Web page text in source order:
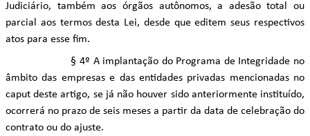
Judiciário, também aos órgãos autônomos, a adesão total ou
parcial aos termos desta Lei, desde que editem seus respectivos
atos para esse fim.
§ 4º A implantação do Programa de Integridade no
âmbito das empresas e das entidades privadas mencionadas no
caput deste artigo, se já não houver sido anteriormente instituído,
ocorrerá no prazo de seis meses a partir da data de celebração do
contrato ou do ajuste.